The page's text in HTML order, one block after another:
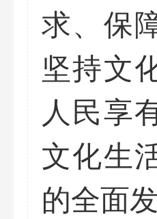
求、保
坚持文
人民享
文化生
的全面发